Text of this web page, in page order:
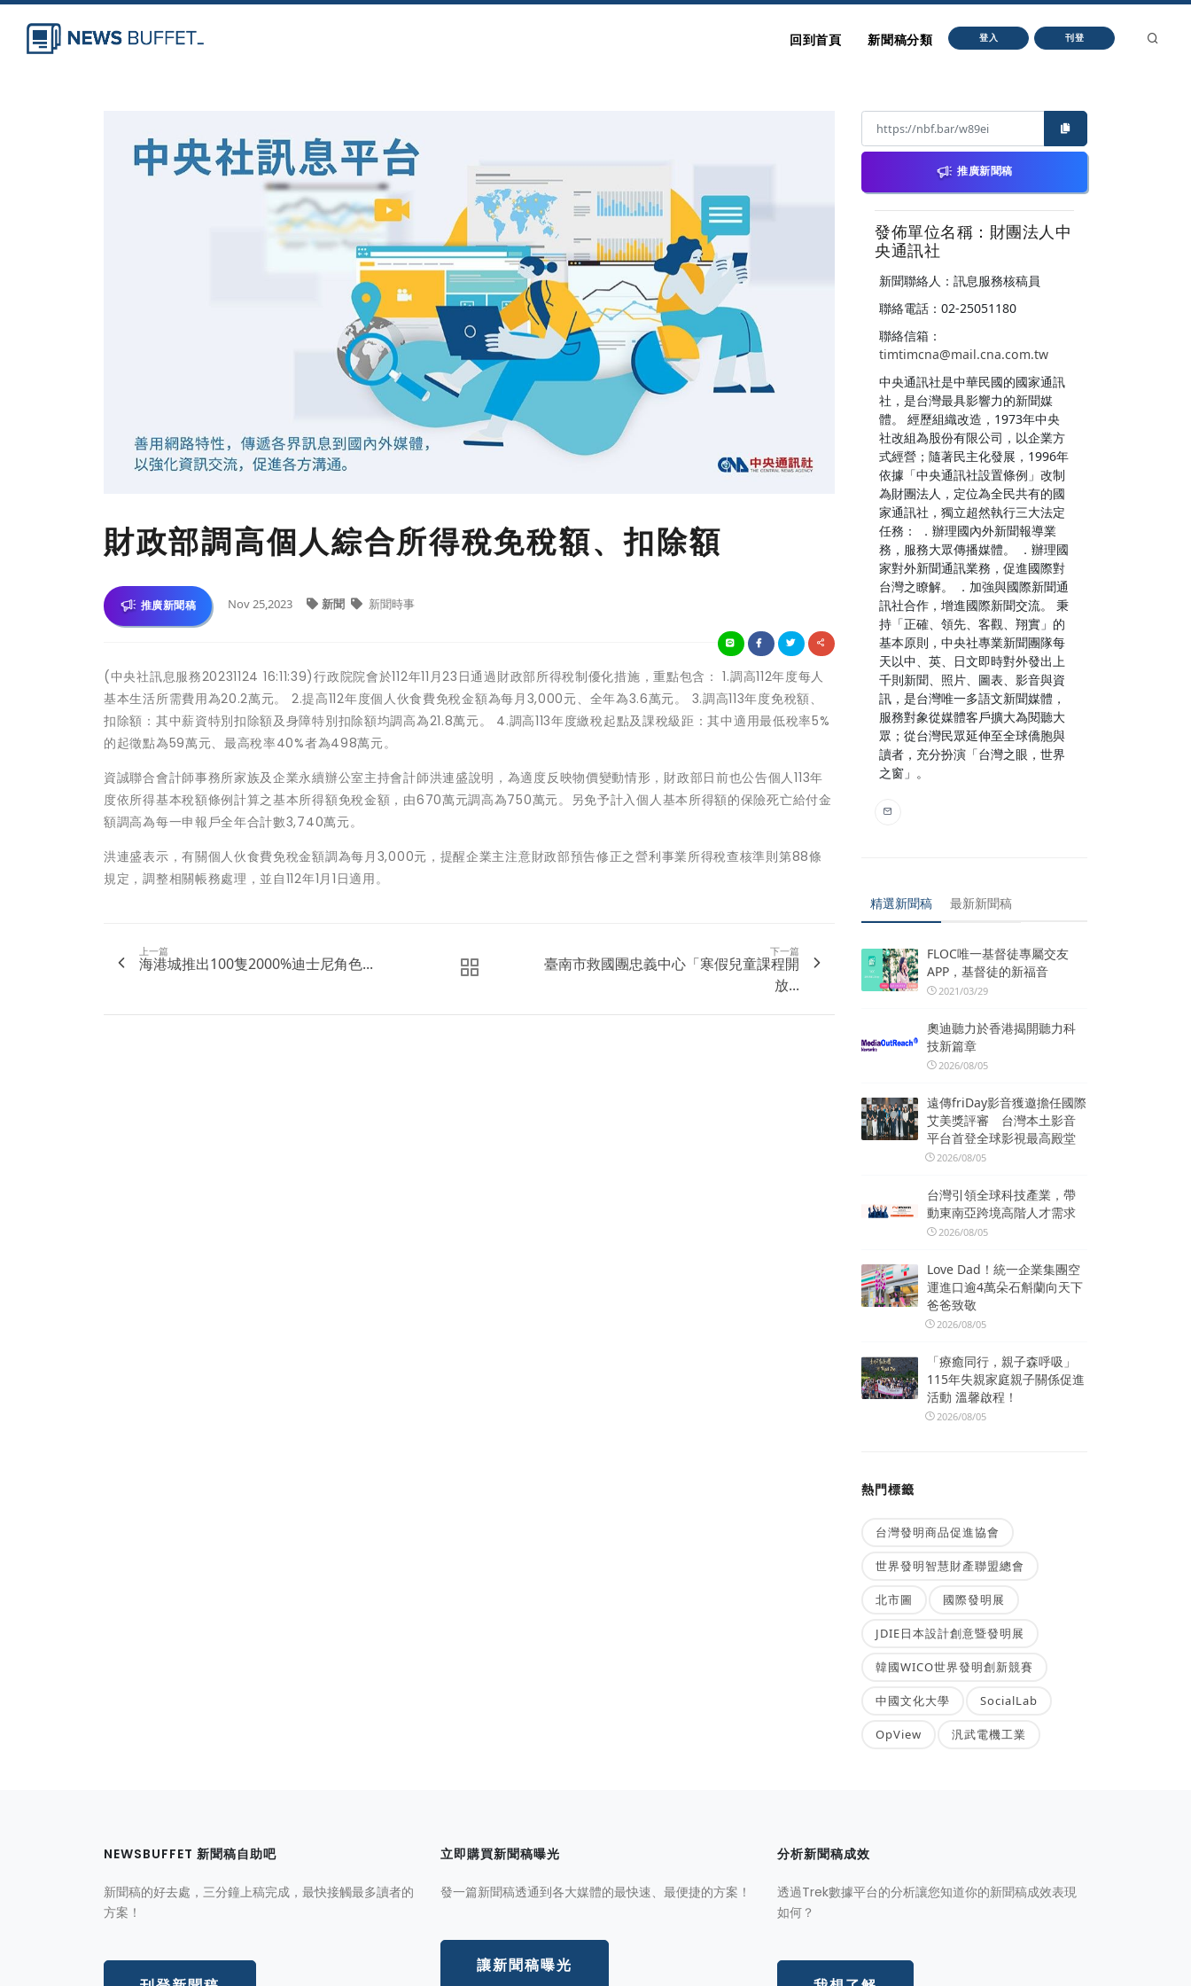
回到首頁 新聞稿分類 登入 刊登
財政部調高個人綜合所得稅免稅額、扣除額
推廣新聞稿 Nov 25,2023 新聞 新聞時事
(中央社訊息服務20231124 16:11:39)行政院院會於112年11月23日通過財政部所得稅制優化措施，重點包含： 1.調高112年度每人
基本生活所需費用為20.2萬元。 2.提高112年度個人伙食費免稅金額為每月3,000元、全年為3.6萬元。 3.調高113年度免稅額、
扣除額：其中薪資特別扣除額及身障特別扣除額均調高為21.8萬元。 4.調高113年度繳稅起點及課稅級距：其中適用最低稅率5%
的起徵點為59萬元、最高稅率40%者為498萬元。
資誠聯合會計師事務所家族及企業永續辦公室主持會計師洪連盛說明，為適度反映物價變動情形，財政部日前也公告個人113年
度依所得基本稅額條例計算之基本所得額免稅金額，由670萬元調高為750萬元。另免予計入個人基本所得額的保險死亡給付金
額調高為每一申報戶全年合計數3,740萬元。
洪連盛表示，有關個人伙食費免稅金額調為每月3,000元，提醒企業主注意財政部預告修正之營利事業所得稅查核準則第88條
規定，調整相關帳務處理，並自112年1月1日適用。
上一篇
海港城推出100隻2000%迪士尼角色...
下一篇
臺南市救國團忠義中心「寒假兒童課程開
放...
推廣新聞稿
發佈單位名稱：財團法人中
央通訊社
新聞聯絡人：訊息服務核稿員
聯絡電話：02-25051180
聯絡信箱：
timtimcna@mail.cna.com.tw
中央通訊社是中華民國的國家通訊
社，是台灣最具影響力的新聞媒
體。 經歷組織改造，1973年中央
社改組為股份有限公司，以企業方
式經營；隨著民主化發展，1996年
依據「中央通訊社設置條例」改制
為財團法人，定位為全民共有的國
家通訊社，獨立超然執行三大法定
任務： ．辦理國內外新聞報導業
務，服務大眾傳播媒體。 ．辦理國
家對外新聞通訊業務，促進國際對
台灣之瞭解。 ．加強與國際新聞通
訊社合作，增進國際新聞交流。 秉
持「正確、領先、客觀、翔實」的
基本原則，中央社專業新聞團隊每
天以中、英、日文即時對外發出上
千則新聞、照片、圖表、影音與資
訊，是台灣唯一多語文新聞媒體，
服務對象從媒體客戶擴大為閱聽大
眾；從台灣民眾延伸至全球僑胞與
讀者，充分扮演「台灣之眼，世界
之窗」。
精選新聞稿 最新新聞稿
FLOC唯一基督徒專屬交友
APP，基督徒的新福音
2021/03/29
奧迪聽力於香港揭開聽力科
技新篇章
2026/08/05
遠傳friDay影音獲邀擔任國際
艾美獎評審 台灣本土影音
平台首登全球影視最高殿堂
2026/08/05
台灣引領全球科技產業，帶
動東南亞跨境高階人才需求
2026/08/05
Love Dad！統一企業集團空
運進口逾4萬朵石斛蘭向天下
爸爸致敬
2026/08/05
「療癒同行，親子森呼吸」
115年失親家庭親子關係促進
活動 溫馨啟程！
2026/08/05
熱門標籤
台灣發明商品促進協會
世界發明智慧財產聯盟總會
北市圖 國際發明展
JDIE日本設計創意暨發明展
韓國WICO世界發明創新競賽
中國文化大學 SocialLab
OpView 汎武電機工業
NEWSBUFFET 新聞稿自助吧
新聞稿的好去處，三分鐘上稿完成，最快接觸最多讀者的
方案！
立即購買新聞稿曝光
發一篇新聞稿透通到各大媒體的最快速、最便捷的方案！
讓新聞稿曝光
分析新聞稿成效
透過Trek數據平台的分析讓您知道你的新聞稿成效表現
如何？